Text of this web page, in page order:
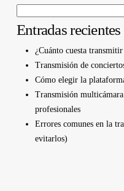
Entradas recientes
¿Cuánto cuesta
Transmisión de
Cómo elegir la
Transmisión
profesionales
Errores comunes en la
evitarlos)